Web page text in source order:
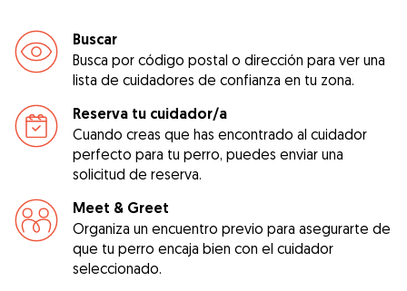
Buscar
Busca por código postal o dirección para ver una
lista de cuidadores de confianza en tu zona.
Reserva tu cuidador/a
Cuando creas que has encontrado al cuidador
perfecto para tu perro, puedes enviar una
solicitud de reserva.
Meet & Greet
Organiza un encuentro previo para asegurarte de
que tu perro encaja bien con el cuidador
seleccionado.